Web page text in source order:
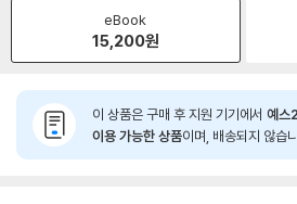
eBook
15,200원
이 상품은 구매 후 지원 기기에서 예스
이용 가능한 상품이며, 배송되지 않습